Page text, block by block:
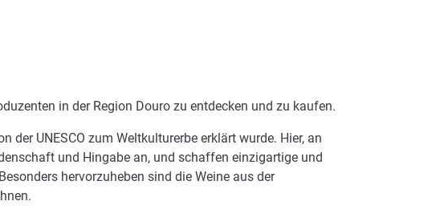
in der Region Douro zu entdecken und zu kaufen.
der UNESCO zum Weltkulturerbe erklärt wurde. Hier, an
und Hingabe an, und schaffen einzigartige und
hervorzuheben sind die Weine aus der